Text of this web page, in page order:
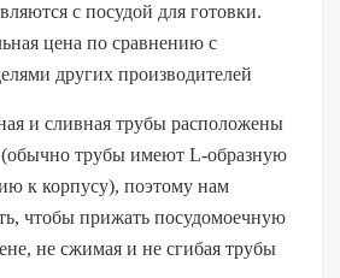
с посудой для готовки.
цена по сравнению с
других производителей
и сливная трубы расположены
трубы имеют L-образную
к корпусу), поэтому нам
чтобы прижать посудомоечную
не сжимая и не сгибая трубы